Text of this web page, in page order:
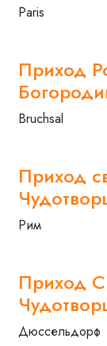
Paris
Приход
Bruchsal
Приход
Рим
Приход
Дюссельдорф